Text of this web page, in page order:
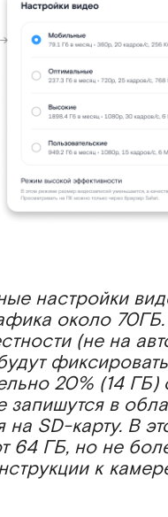
настройки
около
(не на
20% (14 ГБ)
запишутся в
на SD-карту. В
64 ГБ, но не
к